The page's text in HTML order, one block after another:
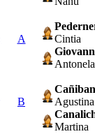
A
Cintia
Antonela
B
Agustina
Martina